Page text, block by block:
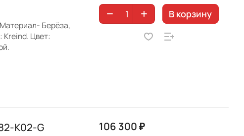
Берёза,
Цвет:
В корзину
K02-G 106 300 ₽